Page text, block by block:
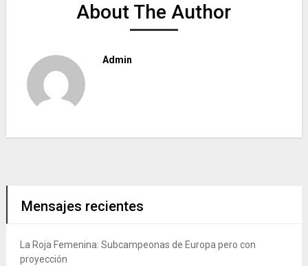
About The Author
Admin
Mensajes recientes
La Roja Femenina: Subcampeonas de Europa pero con
proyección